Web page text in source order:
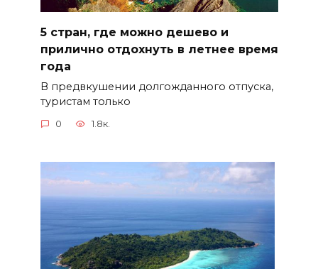
5 стран, где можно дешево и
прилично отдохнуть в летнее время
года
В предвкушении долгожданного отпуска,
туристам только
0 1.8к.